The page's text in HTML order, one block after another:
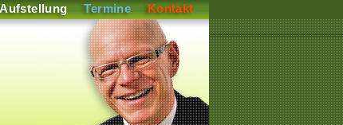
Aufstellung Termine Kontakt